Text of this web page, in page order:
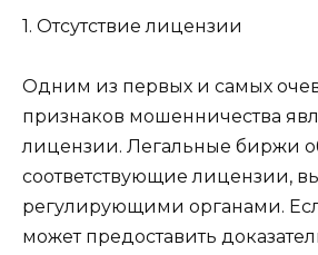
1. Отсутствие лицензии
Одним из первых и самых
признаков мошенничества
лицензии. Легальные биржи
соответствующие лицензии,
регулирующими органами.
может предоставить